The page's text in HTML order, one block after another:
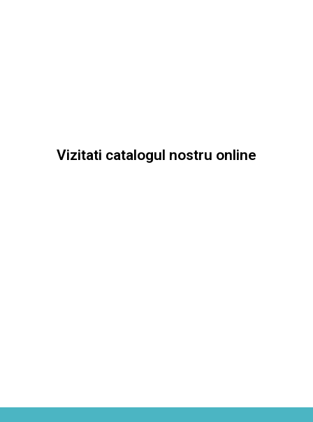
Vizitati catalogul nostru online